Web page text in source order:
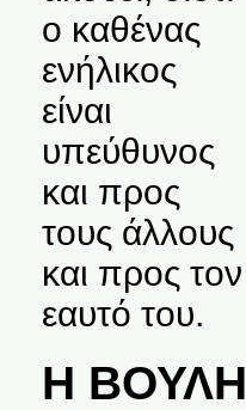
ο καθένας
ενήλικος
είναι
υπεύθυνος
και προς
τους άλλους
και προς τον
εαυτό του.
Η ΒΟΥΛΗ